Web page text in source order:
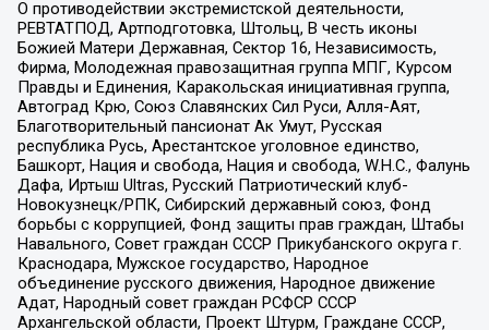
О противодействии экстремистской деятельности,
РЕВТАТПОД, Артподготовка, Штольц, В честь иконы
Божией Матери Державная, Сектор 16, Независимость,
Фирма, Молодежная правозащитная группа МПГ, Курсом
Правды и Единения, Каракольская инициативная группа,
Автоград Крю, Союз Славянских Сил Руси, Алля-Аят,
Благотворительный пансионат Ак Умут, Русская
республика Русь, Арестантское уголовное единство,
Башкорт, Нация и свобода, Нация и свобода, W.H.С., Фалунь
Дафа, Иртыш Ultras, Русский Патриотический клуб-
Новокузнецк/РПК, Сибирский державный союз, Фонд
борьбы с коррупцией, Фонд защиты прав граждан, Штабы
Навального, Совет граждан СССР Прикубанского округа г.
Краснодара, Мужское государство, Народное
объединение русского движения, Народное движение
Адат, Народный совет граждан РСФСР СССР
Архангельской области, Проект Штурм, Граждане СССР,